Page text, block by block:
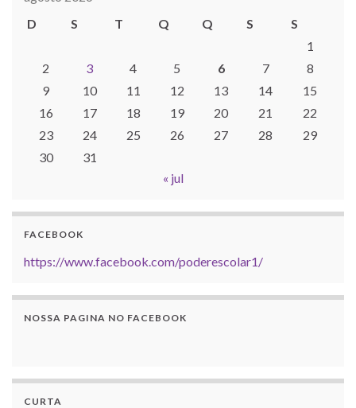
D
S T Q Q S
S
1
2
3 4 5 6 7
8
9
10 11 12 13 14
15
16
17 18 19 20 21
22
23
24 25 26 27 28
29
30
31
« jul
FACEBOOK
https://www.facebook.com/poderescolar1/
NOSSA PAGINA NO FACEBOOK
CURTA